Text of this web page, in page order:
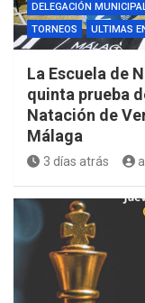
DELEGACIÓN
TORNEOS
ULTIMAS
La Escuela de
quinta prueba
Natación de
Málaga
3 días atrás